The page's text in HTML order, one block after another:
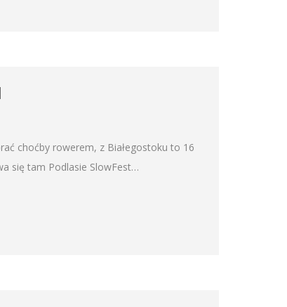
choćby rowerem, z Białegostoku to 16
się tam Podlasie SlowFest…